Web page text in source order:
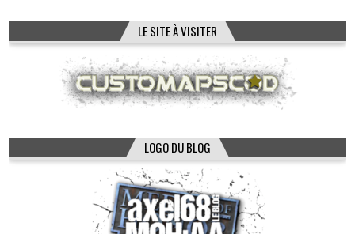
LE SITE À VISITER
LOGO DU BLOG